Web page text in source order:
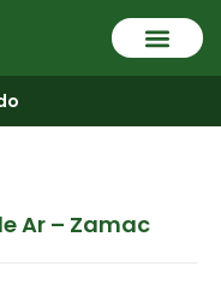
Ar – Zamac